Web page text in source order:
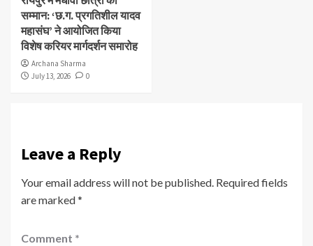
सम्मान: ‘छ.ग. प्रगतिशील यादव
महासंघ’ ने आयोजित किया
विशेष करियर मार्गदर्शन समारोह
Archana Sharma
July 13, 2026
0
Leave a Reply
Your email address will not be published. Required fields
are marked*
Comment *